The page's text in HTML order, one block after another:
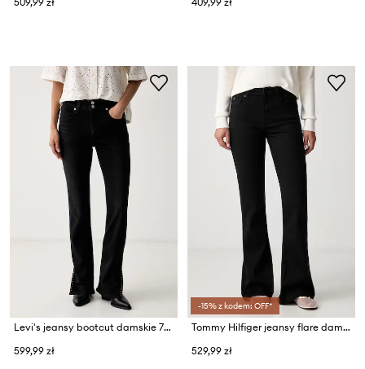
Levi's jeansy bootcut damskie 725 STUDDED SLIT HEM
599,99 zł
-15% z kodem: OFF*
Tommy Hilfiger jeansy flare damskie
529,99 zł